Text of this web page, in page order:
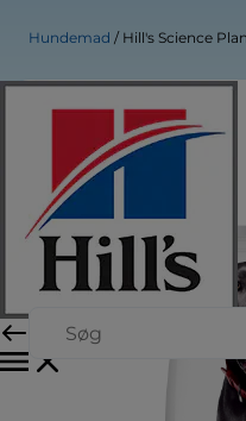
Hundemad Hill's Science Plan Perfect